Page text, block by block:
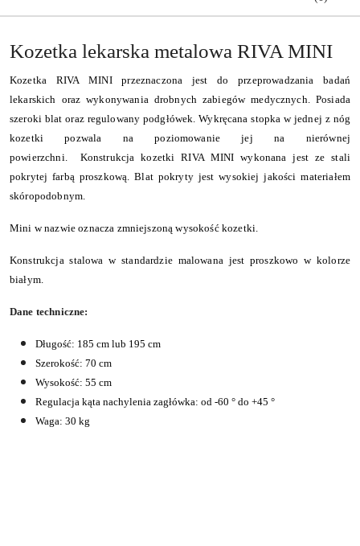
Kozetka lekarska metalowa RIVA MINI
Kozetka RIVA MINI przeznaczona jest do przeprowadzania badań
lekarskich oraz wykonywania drobnych zabiegów medycznych. Posiada
szeroki blat oraz regulowany podgłówek. Wykręcana stopka w jednej z nóg
kozetki pozwala na poziomowanie jej na nierównej
powierzchni. Konstrukcja kozetki RIVA MINI wykonana jest ze stali
pokrytej farbą proszkową. Blat pokryty jest wysokiej jakości materiałem
skóropodobnym.
Mini w nazwie oznacza zmniejszoną wysokość kozetki.
Konstrukcja stalowa w standardzie malowana jest proszkowo w kolorze
białym.
Dane techniczne:
Długość: 185 cm lub 195 cm
Szerokość: 70 cm
Wysokość: 55 cm
Regulacja kąta nachylenia zagłówka: od -60 ° do +45 °
Waga: 30 kg